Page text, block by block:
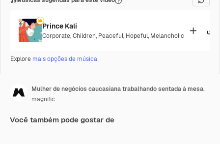
Prince Kali
Corporate,Children, Peaceful, Hopeful, Melancholic
Explore mais opções de música
Mulher de negócios caucasiana trabalhando sentada à mesa.
magnific
Você também pode gostar de